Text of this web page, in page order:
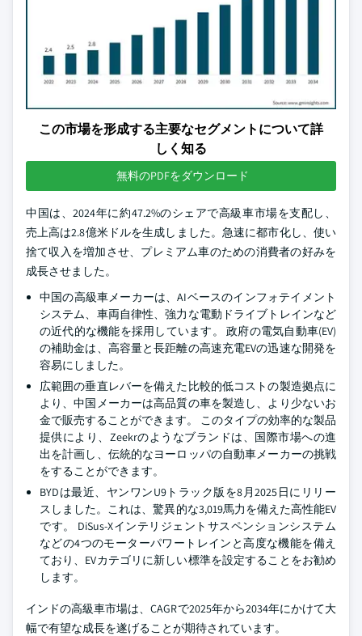
この市場を形成する主要なセグメントについて詳
しく知る
無料のPDFをダウンロード
中国は、2024年に約47.2%のシェアで高級車市場を支配し、
売上高は2.8億米ドルを生成しました。急速に都市化し、使い
捨て収入を増加させ、プレミアム車のための消費者の好みを
成長させました。
中国の高級車メーカーは、AIベースのインフォテイメント
システム、車両自律性、強力な電動ドライブトレインなど
の近代的な機能を採用しています。 政府の電気自動車(EV)
の補助金は、高容量と長距離の高速充電EVの迅速な開発を
容易にしました。
広範囲の垂直レバーを備えた比較的低コストの製造拠点に
より、中国メーカーは高品質の車を製造し、より少ないお
金で販売することができます。 このタイプの効率的な製品
提供により、Zeekrのようなブランドは、国際市場への進
出を計画し、伝統的なヨーロッパの自動車メーカーの挑戦
をすることができます。
BYDは最近、ヤンワンU9トラック版を8月2025日にリリー
スしました。これは、驚異的な3,019馬力を備えた高性能EV
です。 DiSus-Xインテリジェントサスペンションシステム
などの4つのモーターパワートレインと高度な機能を備え
ており、EVカテゴリに新しい標準を設定することをお勧め
します。
インドの高級車市場は、CAGRで2025年から2034年にかけて大
幅で有望な成長を遂げることが期待されています。